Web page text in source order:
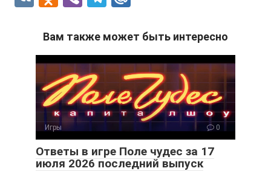
n
o
kl
a
ss
ni
ki
er e
gr
a
m
.R
u
Вам также может быть интересно
Игры 0
Ответы в игре Поле чудес за 17
июля 2026 последний выпуск